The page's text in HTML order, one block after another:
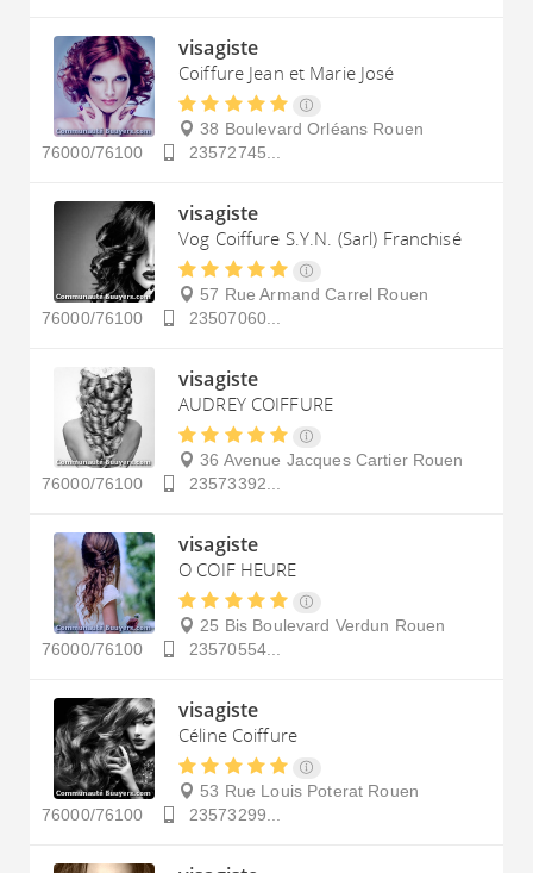
visagiste
Coiffure Jean et Marie José
38 Boulevard Orléans Rouen
76000/76100
23572745...
visagiste
Vog Coiffure S.Y.N. (Sarl) Franchisé
57 Rue Armand Carrel Rouen
76000/76100
23507060...
visagiste
AUDREY COIFFURE
36 Avenue Jacques Cartier Rouen
76000/76100
23573392...
visagiste
O COIF HEURE
25 Bis Boulevard Verdun Rouen
76000/76100
23570554...
visagiste
Céline Coiffure
53 Rue Louis Poterat Rouen
76000/76100
23573299...